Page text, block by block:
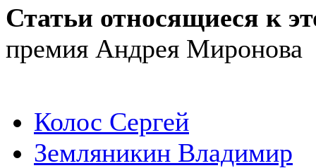
Статьи относящиеся к
премия Андрея Миронова
Колос Сергей
Земляникин Владимир